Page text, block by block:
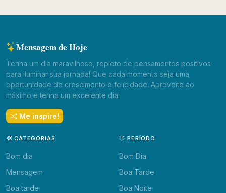
Mensagem de Hoje
Tenha um dia maravilhoso, repleto de pensamentos positivos
para iluminar sua jornada! Que cada momento seja uma
oportunidade de crescimento e felicidade. Aproveite ao
máximo e tenha um excelente dia!
Me inspire!
CATEGORIAS
Bom dia
Mensagem
Boa tarde
PERÍODO
Bom Dia
Boa Tarde
Boa Noite